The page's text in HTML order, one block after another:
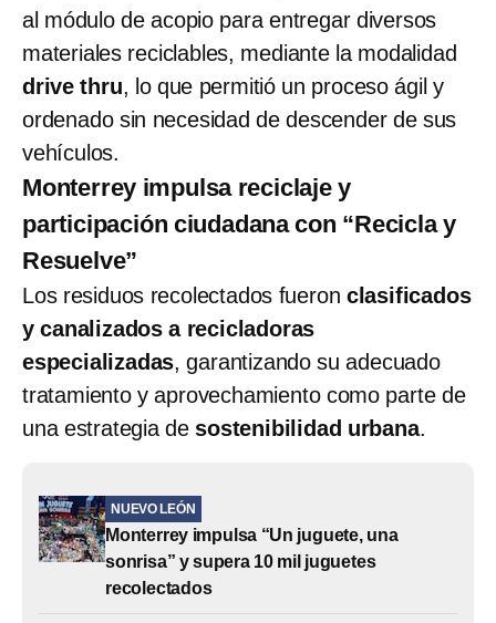
al módulo de acopio para entregar diversos
materiales reciclables, mediante la modalidad
drive thru, lo que permitió un proceso ágil y
ordenado sin necesidad de descender de sus
vehículos.
Monterrey impulsa reciclaje y
participación ciudadana con “Recicla y
Resuelve”
Los residuos recolectados fueron clasificados
y canalizados a recicladoras
especializadas, garantizando su adecuado
tratamiento y aprovechamiento como parte de
una estrategia de sostenibilidad urbana.
NUEVO LEÓN
Monterrey impulsa “Un juguete, una
sonrisa” y supera 10 mil juguetes
recolectados